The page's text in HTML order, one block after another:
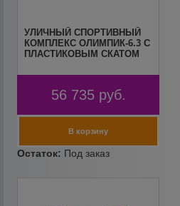
УЛИЧНЫЙ СПОРТИВНЫЙ
КОМПЛЕКС ОЛИМПИК-6.3 C
ПЛАСТИКОВЫМ СКАТОМ
56 735 руб.